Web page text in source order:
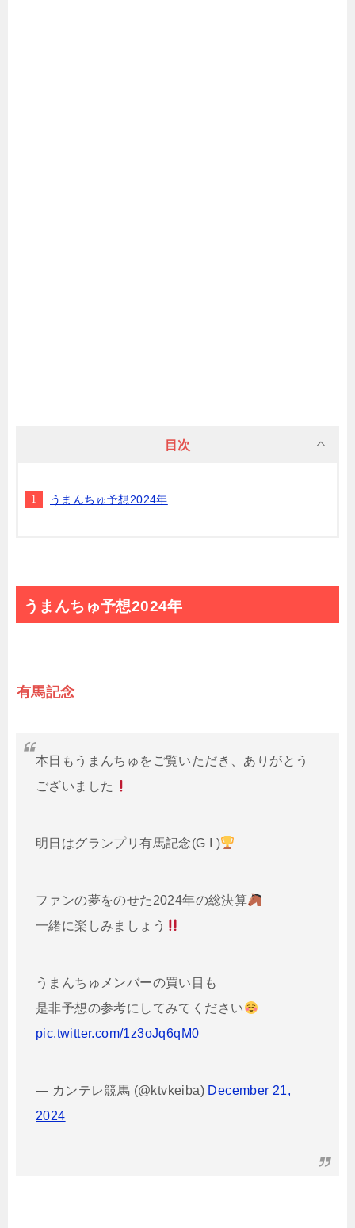
目次
うまんちゅ予想2024年
うまんちゅ予想2024年
有馬記念
本日もうまんちゅをご覧いただき、ありがとう
ございました
明日はグランプリ有馬記念(G I )
ファンの夢をのせた2024年の総決算
一緒に楽しみましょう
うまんちゅメンバーの買い目も
是非予想の参考にしてみてください
pic.twitter.com/1z3oJq6qM0
— カンテレ競馬 (@ktvkeiba) December 21,
2024